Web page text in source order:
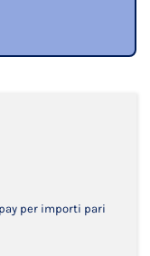
per importi pari